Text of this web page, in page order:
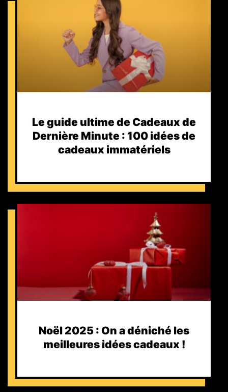
Le guide ultime de Cadeaux de
Dernière Minute : 100 idées de
cadeaux immatériels
Noël 2025 : On a déniché les
meilleures idées cadeaux !